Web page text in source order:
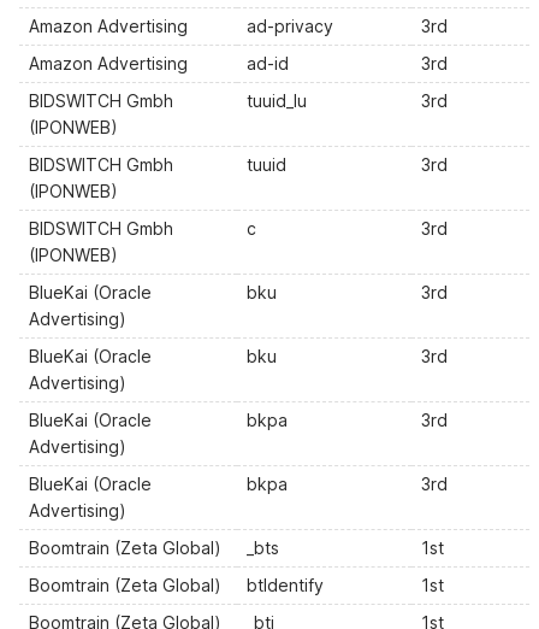
Amazon Advertising ad-privacy
3rd
Amazon Advertising
ad-id
3rd
BIDSWITCH Gmbh
(IPONWEB)
tuuid_lu 3rd
BIDSWITCH Gmbh
(IPONWEB)
tuuid 3rd
BIDSWITCH Gmbh
(IPONWEB)
c 3rd
BlueKai (Oracle
Advertising)
bku 3rd
BlueKai (Oracle
Advertising)
bku 3rd
BlueKai (Oracle
Advertising)
bkpa 3rd
BlueKai (Oracle
Advertising)
bkpa 3rd
Boomtrain (Zeta Global) _bts
1st
Boomtrain (Zeta Global)
btIdentify
1st
Boomtrain (Zeta Global)
_bti 1st